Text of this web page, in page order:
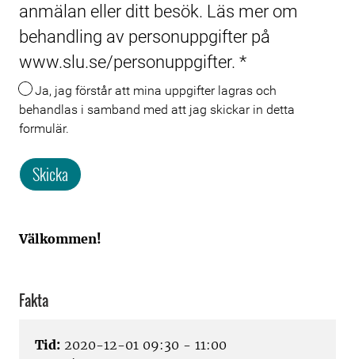
anmälan eller ditt besök. Läs mer om
behandling av personuppgifter på
www.slu.se/personuppgifter. *
Ja, jag förstår att mina uppgifter lagras och
behandlas i samband med att jag skickar in detta
formulär.
Skicka
Välkommen!
Fakta
Tid: 2020-12-01 09:30 - 11:00